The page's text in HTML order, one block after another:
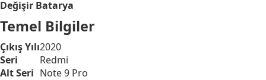
Değişir Batarya
Temel Bilgiler
Çıkış Yılı2020
Seri
Redmi
Alt Seri Note 9 Pro